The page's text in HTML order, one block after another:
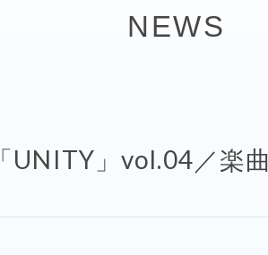
NEWS
」vol.04／楽